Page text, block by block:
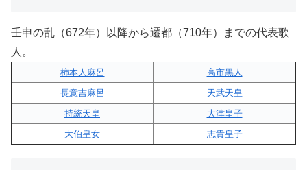
壬申の乱（672年）以降から遷都（710年）までの代表歌
人。
柿本人麻呂
高市黒人
長意吉麻呂
天武天皇
持統天皇
大津皇子
大伯皇女
志貴皇子